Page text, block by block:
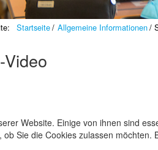
Startseite Allgemeine Informationen
Website. Einige von ihnen sind
Sie die Cookies zulassen